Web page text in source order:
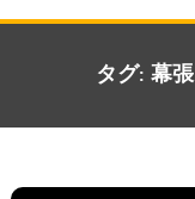
タグ: 幕